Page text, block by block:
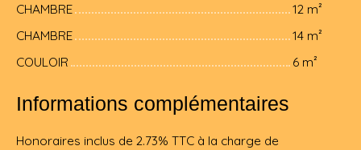
CHAMBRE
12 m²
CHAMBRE
14 m²
COULOIR
6 m²
Informations complémentaires
Honoraires inclus de 2.73% TTC à la charge de